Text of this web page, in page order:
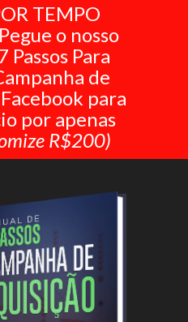
TEMPO
o nosso
Passos Para
de
para
por apenas
R$200)